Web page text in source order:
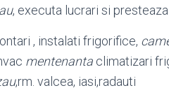
, executa lucrari si
, instalati frigorifice,
mentenanta climatizari
,rm. valcea, iasi,radauti